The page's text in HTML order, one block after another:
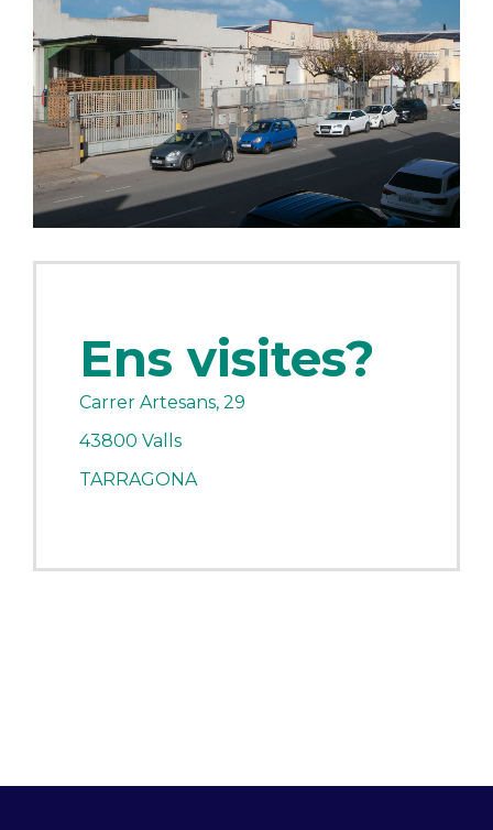
Ens visites?
Carrer Artesans, 29
43800 Valls
TARRAGONA